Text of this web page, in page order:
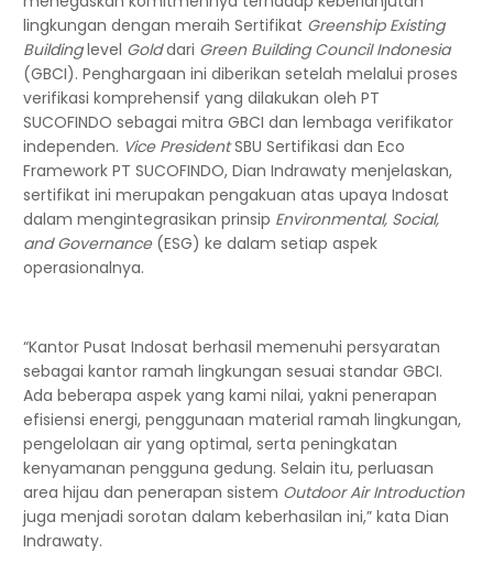
lingkungan dengan meraih Sertifikat Greenship Existing
Buildinglevel Golddari Green Building Council Indonesia
(GBCI). Penghargaan ini diberikan setelah melalui proses
verifikasi komprehensif yang dilakukan oleh PT
SUCOFINDO sebagai mitra GBCI dan lembaga verifikator
independen. Vice PresidentSBU Sertifikasi dan Eco
Framework PT SUCOFINDO, Dian Indrawaty menjelaskan,
sertifikat ini merupakan pengakuan atas upaya Indosat
dalam mengintegrasikan prinsip Environmental, Social,
and Governance(ESG) ke dalam setiap aspek
operasionalnya.
“Kantor Pusat Indosat berhasil memenuhi persyaratan
sebagai kantor ramah lingkungan sesuai standar GBCI.
Ada beberapa aspek yang kami nilai, yakni penerapan
efisiensi energi, penggunaan material ramah lingkungan,
pengelolaan air yang optimal, serta peningkatan
kenyamanan pengguna gedung. Selain itu, perluasan
area hijau dan penerapan sistem Outdoor Air Introduction
juga menjadi sorotan dalam keberhasilan ini,” kata Dian
Indrawaty.